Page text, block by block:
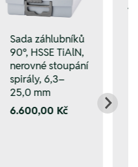
Sada záhlubníků
90°, HSSE TiAlN,
nerovné stoupání
spirály, 6,3–
25,0 mm
6.600,00 Kč